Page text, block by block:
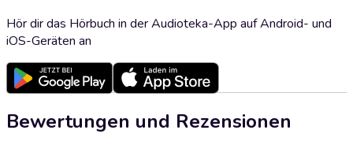
Hör dir das Hörbuch in der Audioteka-App auf Android- und
iOS-Geräten an
Bewertungen und Rezensionen